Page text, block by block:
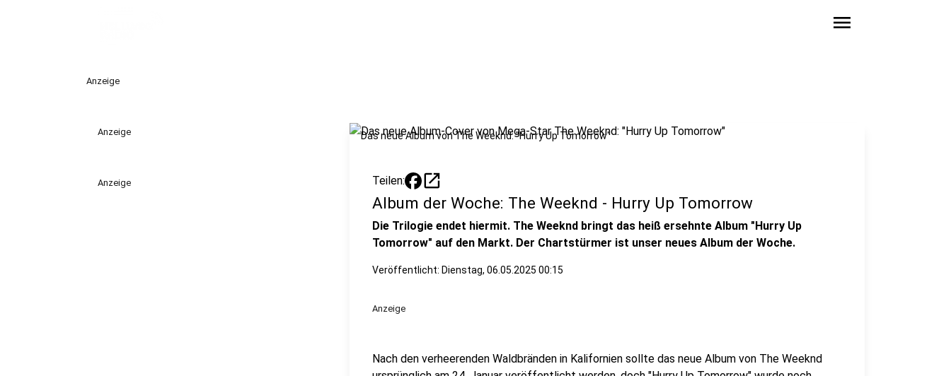
menu
Anzeige
Anzeige
Anzeige
Das neue Album von The Weeknd: "Hurry Up Tomorrow"
Teilen: open_in_new
Album der Woche: The Weeknd - Hurry Up Tomorrow
Die Trilogie endet hiermit. The Weeknd bringt das heiß ersehnte Album "Hurry Up
Tomorrow" auf den Markt. Der Chartstürmer ist unser neues Album der Woche.
Veröffentlicht: Dienstag, 06.05.2025 00:15
Anzeige
Nach den verheerenden Waldbränden in Kalifornien sollte das neue Album von The Weeknd